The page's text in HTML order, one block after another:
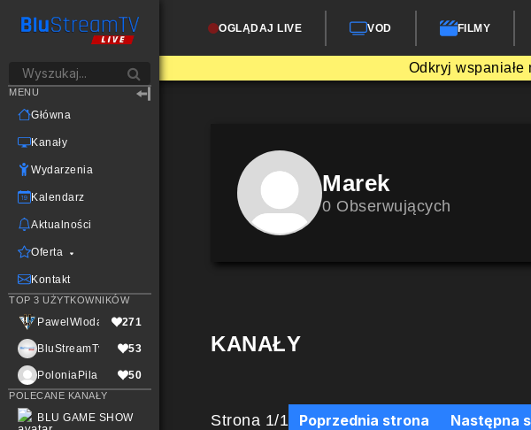
OGLĄDAJ LIVE VOD FILMY
Odkryj
MENU
Główna
Kanały
Wydarzenia
Kalendarz
Aktualności
Oferta
Kontakt
TOP 3 UŻYTKOWNIKÓW
PawelWlodarczak271
BluStreamTvLive53
PoloniaPila 50
POLECANE KANAŁY
BLU GAME SHOW
Marek
0 Obserwujących
KANAŁY
Strona 1/1 Poprzednia strona Następna